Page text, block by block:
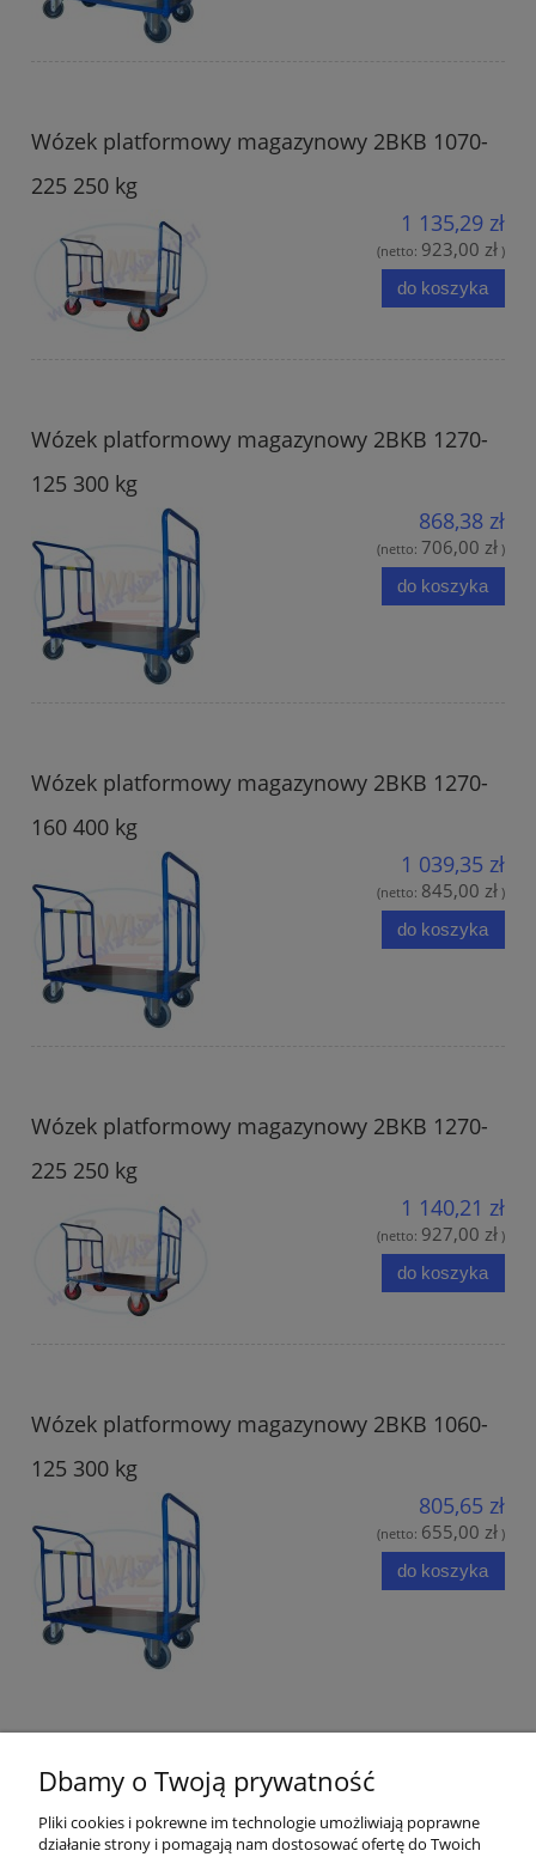
Wózek platformowy magazynowy 2BKB 1070-
225 250 kg
1 135,29 zł
(netto: 923,00 zł )
do koszyka
Wózek platformowy magazynowy 2BKB 1270-
125 300 kg
868,38 zł
(netto: 706,00 zł )
do koszyka
Wózek platformowy magazynowy 2BKB 1270-
160 400 kg
1 039,35 zł
(netto: 845,00 zł )
do koszyka
Wózek platformowy magazynowy 2BKB 1270-
225 250 kg
1 140,21 zł
(netto: 927,00 zł )
do koszyka
Wózek platformowy magazynowy 2BKB 1060-
125 300 kg
805,65 zł
(netto: 655,00 zł )
do koszyka
Opinie o produkcie (0)
Dbamy o Twoją prywatność
Pliki cookies i pokrewne im technologie umożliwiają poprawne
działanie strony i pomagają nam dostosować ofertę do Twoich